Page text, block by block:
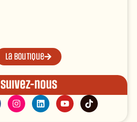
La boutique
Suivez-nous